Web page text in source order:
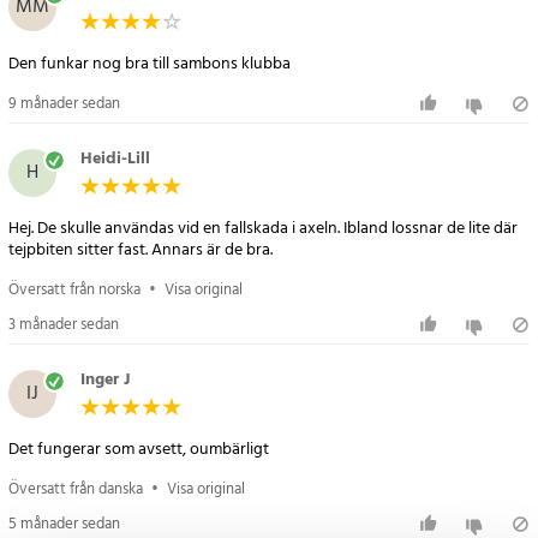
- Färg: Finns i flera färger (skickas osorterat)
träning
Artikelnummer
MM
Den funkar nog bra till sambons klubba
9 månader sedan
H Heidi-Lill
Hej. De skulle användas vid en fallskada i axeln. Ibland lossnar de lite där
tejpbiten sitter fast. Annars är de bra.
Översatt från norska • Visa original
3 månader sedan
IJ Inger J
Det fungerar som avsett, oumbärligt
Översatt från danska • Visa original
5 månader sedan